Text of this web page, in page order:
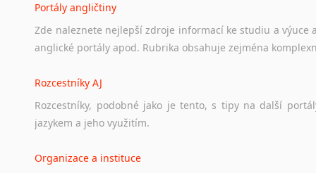
Portály angličtiny
Zde naleznete nejlepší zdroje informací ke studiu a výuce
anglické portály apod. Rubrika obsahuje zejména
Rozcestníky AJ
Rozcestníky, podobné jako je tento, s tipy na další
jazykem a jeho využitím.
Organizace a instituce